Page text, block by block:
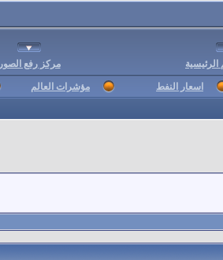
مركز رفع الصور
اسعار النفط مؤشرات العالم